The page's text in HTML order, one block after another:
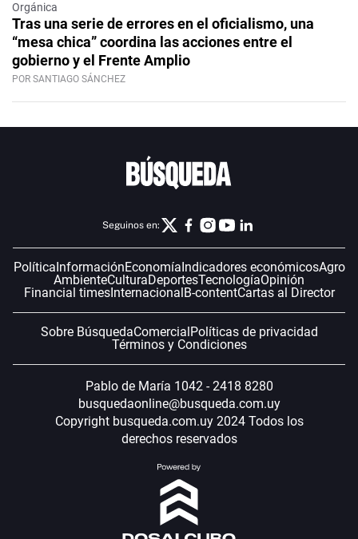
Orgánica
Tras una serie de errores en el oficialismo, una
“mesa chica” coordina las acciones entre el
gobierno y el Frente Amplio
POR SANTIAGO SÁNCHEZ
Seguinos en:
PolíticaInformaciónEconomíaIndicadores económicosAgro
AmbienteCulturaDeportesTecnologíaOpinión
Financial timesInternacionalB-contentCartas al Director
Sobre BúsquedaComercialPolíticas de privacidad
Términos y Condiciones
Pablo de María 1042 - 2418 8280
busquedaonline@busqueda.com.uy
Copyright busqueda.com.uy 2024 Todos los
derechos reservados